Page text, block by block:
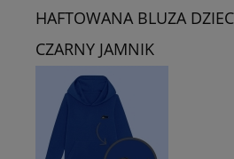
HAFTOWANA BLUZA
CZARNY JAMNIK